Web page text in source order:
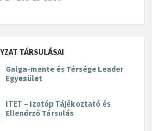
TÁRSULÁSAI
Galga-mente és Térsége Leader
Egyesület
ITET – Izotóp Tájékoztató és
Ellenőrző Társulás